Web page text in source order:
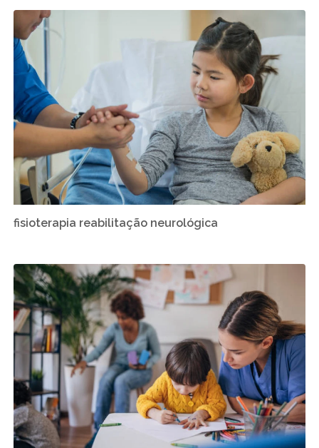
fisioterapia reabilitação neurológica